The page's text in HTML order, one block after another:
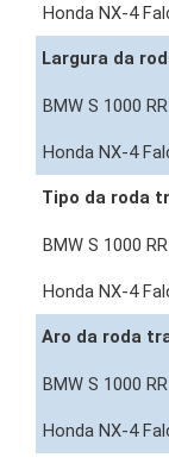
Largura da
Tipo da roda
Aro da roda